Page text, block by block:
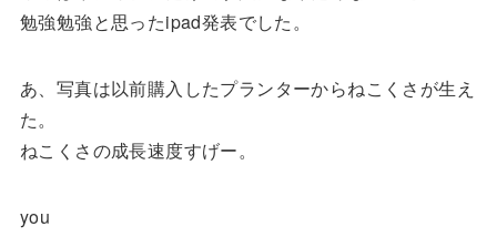
勉強勉強と思ったipad発表でした。
あ、写真は以前購入したプランターからねこくさが生え
た。
ねこくさの成長速度すげー。
you